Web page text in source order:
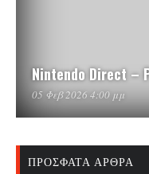
Nintendo Direct –
05 Φεβ 2026 4:00 μμ
ΠΡΌΣΦΑΤΑ ΆΡΘΡΑ